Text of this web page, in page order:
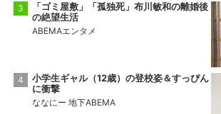
「ゴミ屋敷」「孤独死」布川敏和の離婚後
の絶望生活
ABEMAエンタメ
小学生ギャル（12歳）の登校姿＆すっぴん
に衝撃
ななにー 地下ABEMA